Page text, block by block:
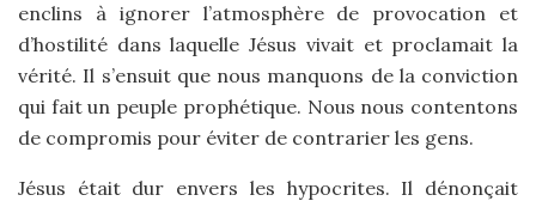
enclins à ignorer l’atmosphère de provocation et
d’hostilité dans laquelle Jésus vivait et proclamait la
vérité. Il s’ensuit que nous manquons de la conviction
qui fait un peuple prophétique. Nous nous contentons
de compromis pour éviter de contrarier les gens.
Jésus était dur envers les hypocrites. Il dénonçait